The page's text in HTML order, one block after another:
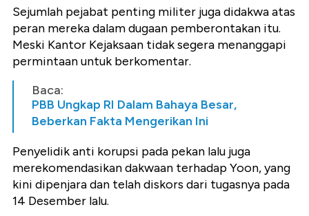
Sejumlah pejabat penting militer juga didakwa atas
peran mereka dalam dugaan pemberontakan itu.
Meski Kantor Kejaksaan tidak segera menanggapi
permintaan untuk berkomentar.
Baca:
PBB Ungkap RI Dalam Bahaya Besar,
Beberkan Fakta Mengerikan Ini
Penyelidik anti korupsi pada pekan lalu juga
merekomendasikan dakwaan terhadap Yoon, yang
kini dipenjara dan telah diskors dari tugasnya pada
14 Desember lalu.